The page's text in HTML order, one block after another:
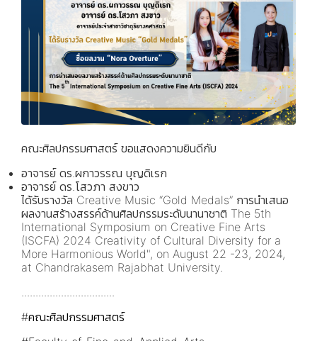
คณะศิลปกรรมศาสตร์ ขอแสดงความยินดีกับ
อาจารย์ ดร.ผกาวรรณ บุญดิเรก
อาจารย์ ดร.โสวภา สงขาว
ได้รับรางวัล Creative Music “Gold Medals” การนำเสนอ
ผลงานสร้างสรรค์ด้านศิลปกรรมระดับนานาชาติ The 5th
International Symposium on Creative Fine Arts
(ISCFA) 2024 Creativity of Cultural Diversity for a
More Harmonious World", on August 22 -23, 2024,
at Chandrakasem Rajabhat University.
#คณะศิลปกรรมศาสตร์